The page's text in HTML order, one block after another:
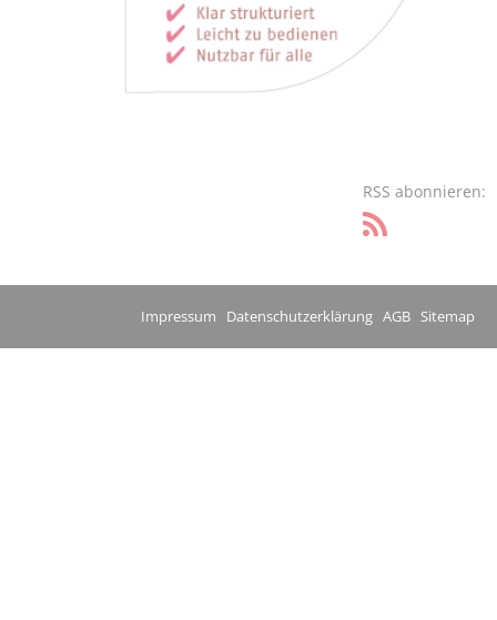
RSS abonnieren:
Impressum Datenschutzerklärung AGB Sitemap